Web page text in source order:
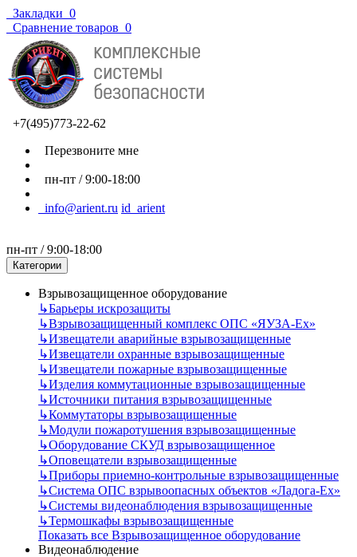
Закладки 0
Сравнение товаров 0
+7(495)773-22-62
Перезвоните мне
пн-пт / 9:00-18:00
info@arient.ru id_arient
пн-пт / 9:00-18:00
Категории
Взрывозащищенное оборудование
↳Барьеры искрозащиты
↳Взрывозащищенный комплекс ОПС «ЯУЗА-Ех»
↳Извещатели аварийные взрывозащищенные
↳Извещатели охранные взрывозащищенные
↳Извещатели пожарные взрывозащищенные
↳Изделия коммутационные взрывозащищенные
↳Источники питания взрывозащищенные
↳Коммутаторы взрывозащищенные
↳Модули пожаротушения взрывозащищенные
↳Оборудование СКУД взрывозащищенное
↳Оповещатели взрывозащищенные
↳Приборы приемно-контрольные взрывозащищенные
↳Система ОПС взрывоопасных объектов «Ладога-Ex»
↳Системы видеонаблюдения взрывозащищенные
↳Термошкафы взрывозащищенные
Показать все Взрывозащищенное оборудование
Видеонаблюдение